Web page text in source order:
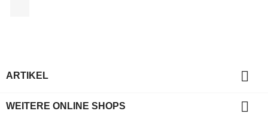
ARTIKEL 
WEITERE ONLINE SHOPS 